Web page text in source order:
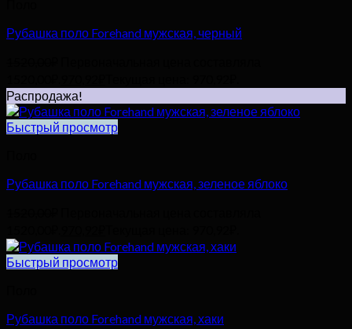
Рубашка поло Forehand мужская, черный
Распродажа!
Быстрый просмотр
Рубашка поло Forehand мужская, зеленое яблоко
Быстрый просмотр
Рубашка поло Forehand мужская, хаки